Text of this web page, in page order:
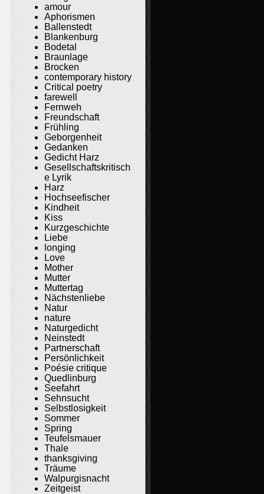
amour
Aphorismen
Ballenstedt
Blankenburg
Bodetal
Braunlage
Brocken
contemporary history
Critical poetry
farewell
Fernweh
Freundschaft
Frühling
Geborgenheit
Gedanken
Gedicht Harz
Gesellschaftskritisch
e Lyrik
Harz
Hochseefischer
Kindheit
Kiss
Kurzgeschichte
Liebe
longing
Love
Mother
Mutter
Muttertag
Nächstenliebe
Natur
nature
Naturgedicht
Neinstedt
Partnerschaft
Persönlichkeit
Poésie critique
Quedlinburg
Seefahrt
Sehnsucht
Selbstlosigkeit
Sommer
Spring
Teufelsmauer
Thale
thanksgiving
Träume
Walpurgisnacht
Zeitgeist